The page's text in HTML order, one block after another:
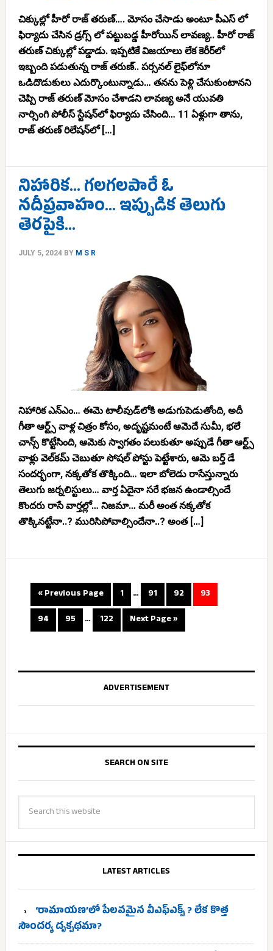
చిక్కుల్లో హీరో రాజ్ తరుణ్…. మోసం చేసాడు అంటూ పీఎస్ లో
ఫిర్యాదు చేసిన డ్రగ్స్ లో పట్టుబడ్డ హీరోయిన్ లావణ్య.. హీరో రాజ్
తరుణ్ చిక్కుల్లో పడ్డాడు. ఇప్పటికే విజయాలు లేక కెరీర్‌లో
ఇబ్బంది పడుతున్న రాజ్ తరుణ్.. పర్సనల్ లైఫ్‌లోనూ
ఒడిదొడుకులు ఎదుర్కొంటున్నాడు… తనను పెళ్లి చేసుకుంటానని
చెప్పి రాజ్ తరుణ్ మోసం చేశాడని లావణ్య అనే యువతి
నార్సింగి పోలీస్ స్టేషన్‌లో ఫిర్యాదు చేసింది… 11 ఏళ్లుగా తాను,
రాజ్ తరుణ్ రిలేషన్‌లో […]
నిహారిక… గలగలపారే ఓ
నదీప్రవాహం… ఇప్పుడిక తెలుగు
తెరపైకి…
JULY 5, 2024BY M S R
నిహారిక ఎన్ఎం… ఈమె టాలీవుడ్‌లోకి అడుగుపెడుతోంది, అదీ
గీతా ఆర్ట్స్ వాళ్ల చిత్రం కోసం, అదృష్టమంటే ఆమెదే సుమీ, భలే
చాన్స్ కొట్టేసింది, ఆమెకు స్వాగతం పలుకుతూ అప్పుడే గీతా ఆర్ట్స్
వాళ్లు వెల్‌కమ్ చెబుతూ సోషల్ పోస్టు పెట్టేశారు, ఆమె బర్త్ డే
సందర్భంగా, నక్కతోక తొక్కింది… ఇలా బోలెడు రాసేస్తున్నారు
తెలుగు జర్నలిస్టులు… వార్త ఏదైనా సరే భజన ఉండాల్సిందే
కొందరు రాసే వార్తల్లో… నిజమా… మరీ అంత నక్కతోక
తొక్కినట్టేనా..? మురిసిపోవాల్సిందేనా..? అంత […]
« Previous Page 1 … 91 92
93
94
95 … 122 Next Page »
ADVERTISEMENT
SEARCH ON SITE
LATEST ARTICLES
‘రామాయణ’లో పేలవమైన వీఎఫ్‌ఎక్స్ ? లేక కొత్త
సౌందర్య దృక్పథమా?